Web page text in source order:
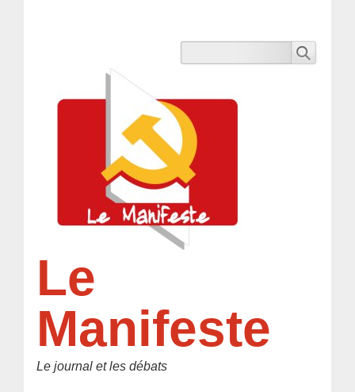
Le
Manifeste
Le journal et les débats